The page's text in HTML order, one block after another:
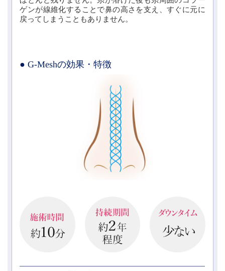
ゲンが線維化することで鼻の高さを支え、すぐに元に
戻ってしまうこともありません。
● G-Meshの効果・特徴